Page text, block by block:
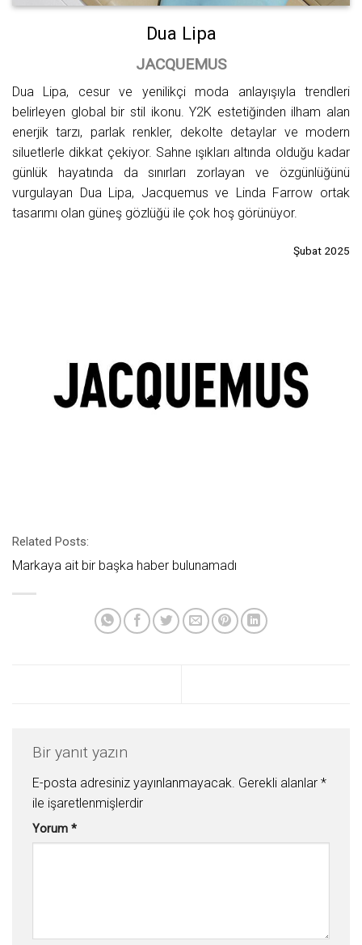
Dua Lipa
JACQUEMUS
Dua Lipa, cesur ve yenilikçi moda anlayışıyla trendleri
belirleyen global bir stil ikonu. Y2K estetiğinden ilham alan
enerjik tarzı, parlak renkler, dekolte detaylar ve modern
siluetlerle dikkat çekiyor. Sahne ışıkları altında olduğu kadar
günlük hayatında da sınırları zorlayan ve özgünlüğünü
vurgulayan Dua Lipa, Jacquemus ve Linda Farrow ortak
tasarımı olan güneş gözlüğü ile çok hoş görünüyor.
Şubat 2025
Related Posts:
Markaya ait bir başka haber bulunamadı
Bir yanıt yazın
E-posta adresiniz yayınlanmayacak. Gerekli alanlar *
ile işaretlenmişlerdir
Yorum *